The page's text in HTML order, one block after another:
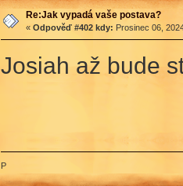
Re:Jak vypadá vaše postava?
« Odpověď #402 kdy: Prosinec 06,
Josiah až
P